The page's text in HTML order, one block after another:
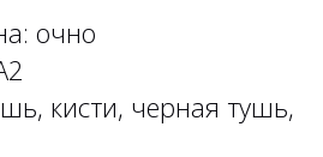
очно
кисти, черная тушь,